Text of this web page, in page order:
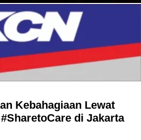
Kebahagiaan Lewat
di Jakarta